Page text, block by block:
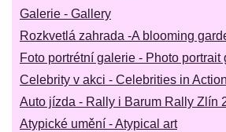
Galerie - Gallery
Rozkvetlá zahrada -A blooming
Foto portrétní galerie - Photo portrait
Celebrity v akci - Celebrities in Action
Auto jízda - Rally i Barum Rally Zlín
Atypické umění - Atypical art